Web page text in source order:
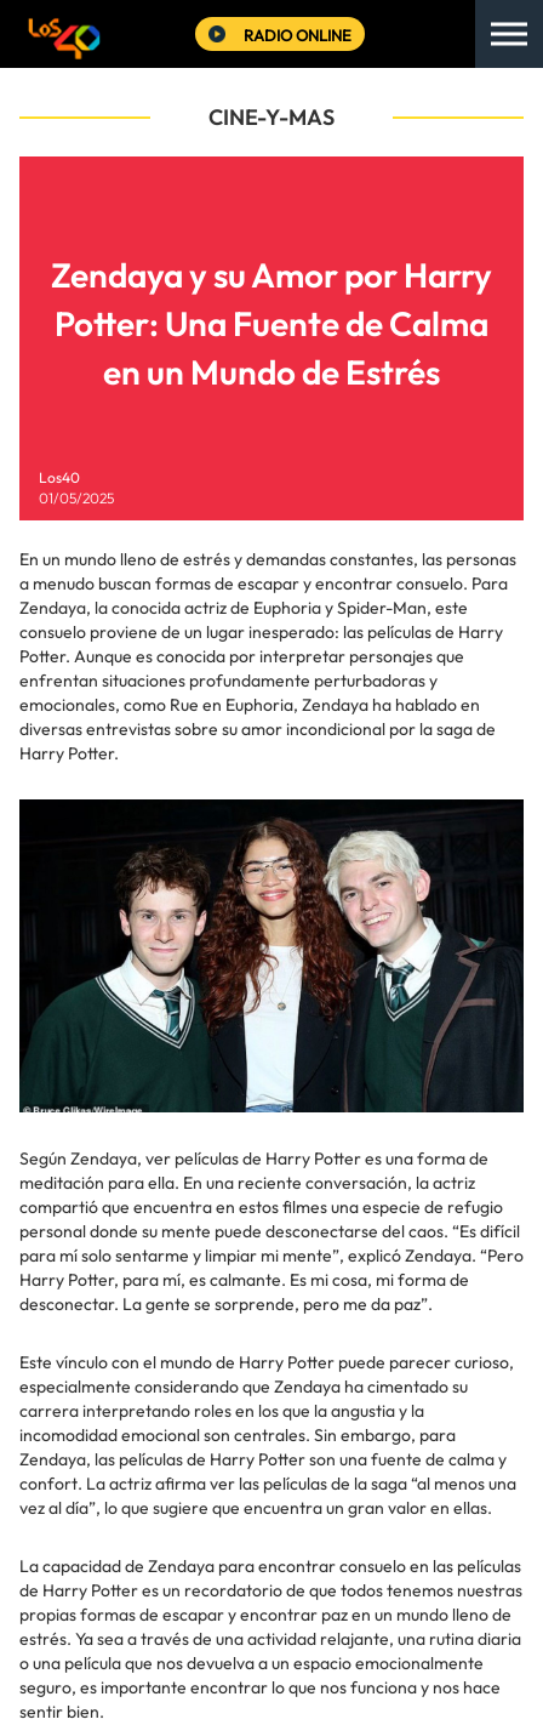
RADIO ONLINE
CINE-Y-MAS
Zendaya y su Amor por Harry
Potter: Una Fuente de Calma
en un Mundo de Estrés
Los40
01/05/2025
En un mundo lleno de estrés y demandas constantes, las personas
a menudo buscan formas de escapar y encontrar consuelo. Para
Zendaya, la conocida actriz de Euphoria y Spider-Man, este
consuelo proviene de un lugar inesperado: las películas de Harry
Potter. Aunque es conocida por interpretar personajes que
enfrentan situaciones profundamente perturbadoras y
emocionales, como Rue en Euphoria, Zendaya ha hablado en
diversas entrevistas sobre su amor incondicional por la saga de
Harry Potter.
Según Zendaya, ver películas de Harry Potter es una forma de
meditación para ella. En una reciente conversación, la actriz
compartió que encuentra en estos filmes una especie de refugio
personal donde su mente puede desconectarse del caos. “Es difícil
para mí solo sentarme y limpiar mi mente”, explicó Zendaya. “Pero
Harry Potter, para mí, es calmante. Es mi cosa, mi forma de
desconectar. La gente se sorprende, pero me da paz”.
Este vínculo con el mundo de Harry Potter puede parecer curioso,
especialmente considerando que Zendaya ha cimentado su
carrera interpretando roles en los que la angustia y la
incomodidad emocional son centrales. Sin embargo, para
Zendaya, las películas de Harry Potter son una fuente de calma y
confort. La actriz afirma ver las películas de la saga “al menos una
vez al día”, lo que sugiere que encuentra un gran valor en ellas.
La capacidad de Zendaya para encontrar consuelo en las películas
de Harry Potter es un recordatorio de que todos tenemos nuestras
propias formas de escapar y encontrar paz en un mundo lleno de
estrés. Ya sea a través de una actividad relajante, una rutina diaria
o una película que nos devuelva a un espacio emocionalmente
seguro, es importante encontrar lo que nos funciona y nos hace
sentir bien.